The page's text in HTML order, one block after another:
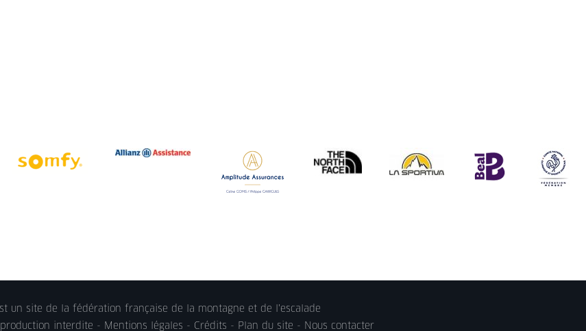
un site de la fédération française de la montagne et de l'escalade
interdite - Mentions légales - Crédits - Plan du site - Nous contacter